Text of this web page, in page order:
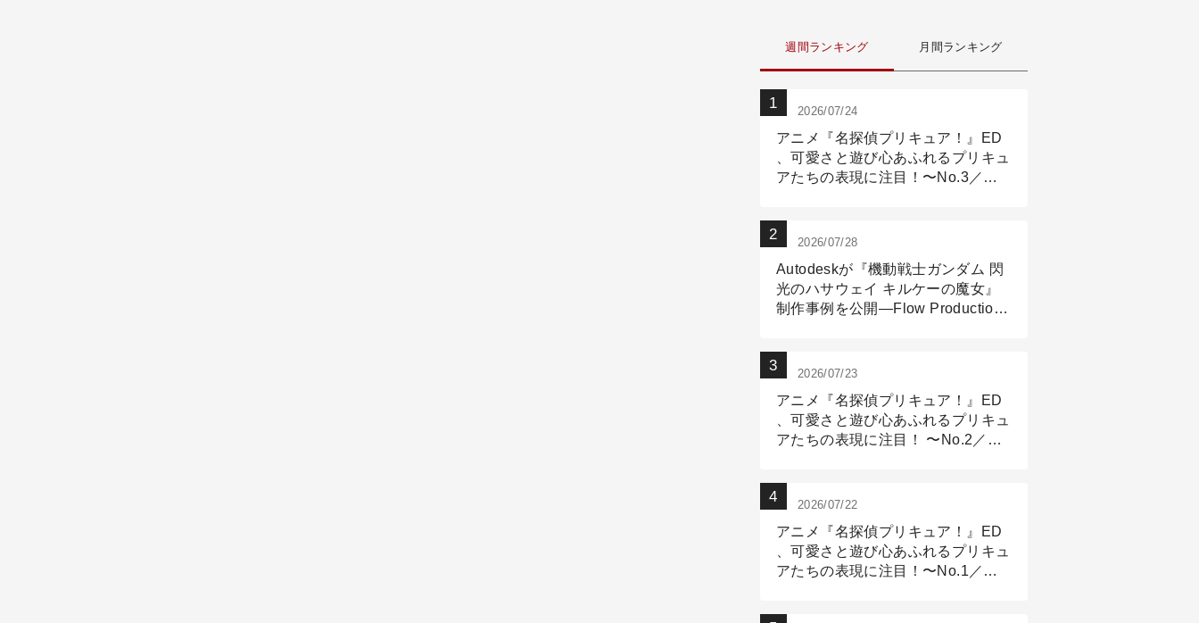
週間ランキング 月間ランキング
2026/07/24
アニメ『名探偵プリキュア！』ED
、可愛さと遊び心あふれるプリキュ
アたちの表現に注目！〜No.3／ア
2026/07/28
Autodeskが『機動戦士ガンダム 閃
光のハサウェイ キルケーの魔女』
制作事例を公開―Flow Production
2026/07/23
アニメ『名探偵プリキュア！』ED
、可愛さと遊び心あふれるプリキュ
アたちの表現に注目！ 〜No.2／モ
2026/07/22
アニメ『名探偵プリキュア！』ED
、可愛さと遊び心あふれるプリキュ
アたちの表現に注目！〜No.1／演